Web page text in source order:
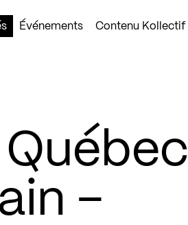
Événements Contenu Kollectif
–